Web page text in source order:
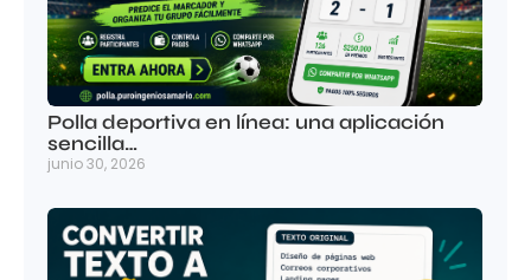
Polla deportiva en línea: una aplicación
sencilla…
junio 30, 2026